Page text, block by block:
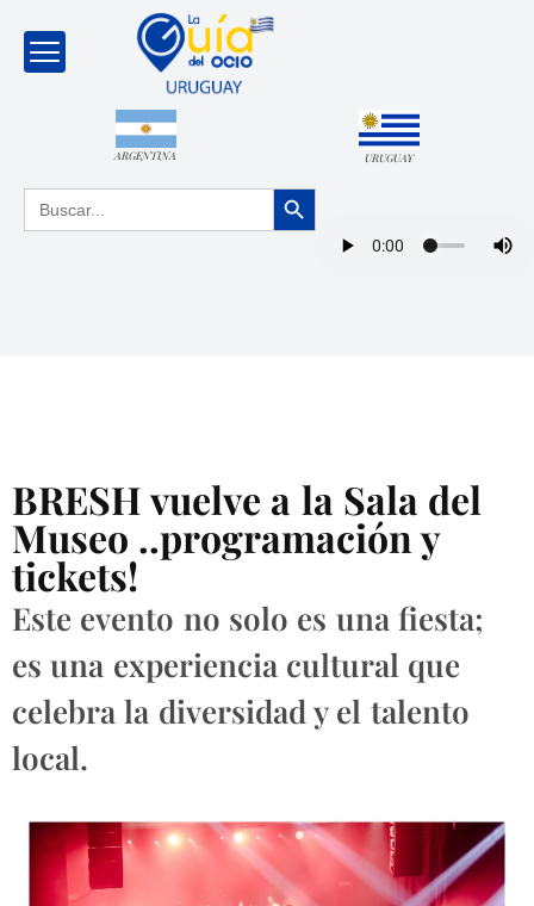
ARGENTINA URUGUAY
Buscar: Botón de búsqueda
BRESH vuelve a la Sala del
Museo ..programación y
tickets!
Este evento no solo es una fiesta;
es una experiencia cultural que
celebra la diversidad y el talento
local.